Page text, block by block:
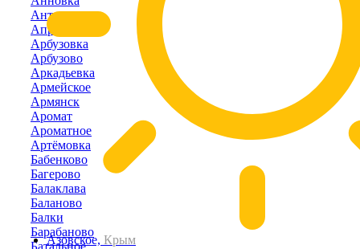
Азовское, Крым
Антоновка
Апрелевка
Арбузовка
Арбузово
Аркадьевка
Армейское
Армянск
Аромат
Ароматное
Артёмовка
Бабенково
Багерово
Балаклава
Баланово
Балки
Барабаново
Батальное